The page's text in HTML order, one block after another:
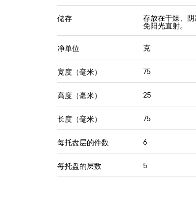
储存
存放在干燥、
免阳光直射。
净单位 克
宽度（毫米） 75
高度（毫米） 25
长度（毫米） 75
每托盘层的件数 6
每托盘的层数 5